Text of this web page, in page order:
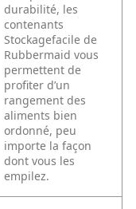
durabilité, les
contenants
Stockagefacile de
Rubbermaid vous
permettent de
profiter d’un
rangement des
aliments bien
ordonné, peu
importe la façon
dont vous les
empilez.